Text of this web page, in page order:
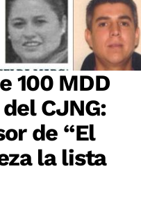
100 MDD
CJNG:
de “El
la lista